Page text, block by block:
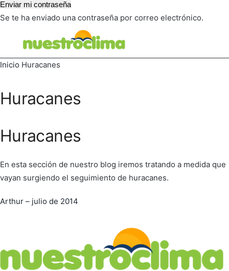
Se te ha enviado una contraseña por correo electrónico.
Inicio Huracanes
Huracanes
Huracanes
En esta sección de nuestro blog iremos tratando a medida que
vayan surgiendo el seguimiento de huracanes.
Arthur – julio de 2014